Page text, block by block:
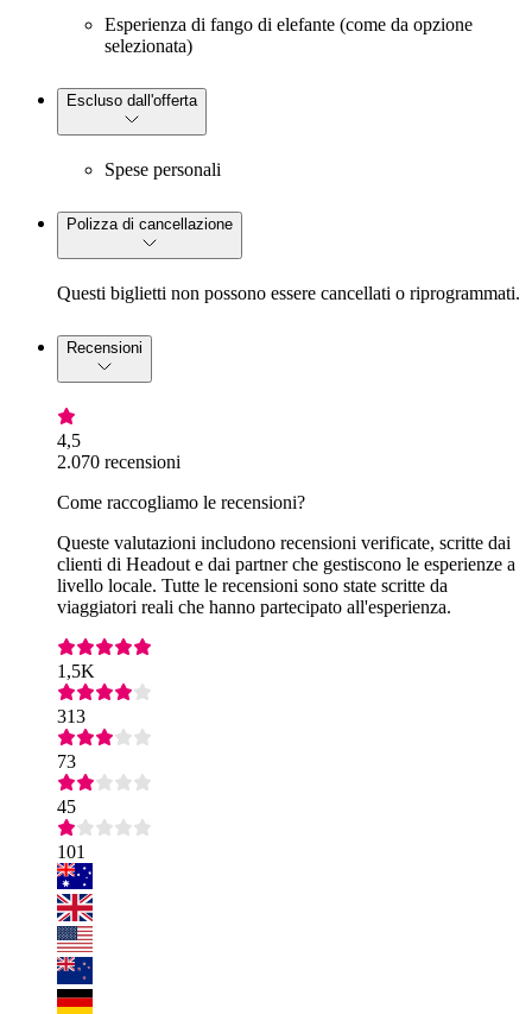
Esperienza di fango di elefante (come da opzione
selezionata)
Escluso dall'offerta
Spese personali
Polizza di cancellazione
Questi biglietti non possono essere cancellati o riprogrammati.
Recensioni
4,5
2.070 recensioni
Come raccogliamo le recensioni?
Queste valutazioni includono recensioni verificate, scritte dai
clienti di Headout e dai partner che gestiscono le esperienze a
livello locale. Tutte le recensioni sono state scritte da
viaggiatori reali che hanno partecipato all'esperienza.
1,5K
313
73
45
101